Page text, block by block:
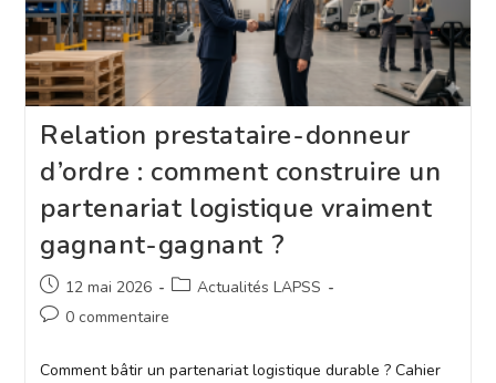
Relation prestataire-donneur
d’ordre : comment construire un
partenariat logistique vraiment
gagnant-gagnant ?
12 mai 2026
Actualités LAPSS
0 commentaire
Comment bâtir un partenariat logistique durable ? Cahier